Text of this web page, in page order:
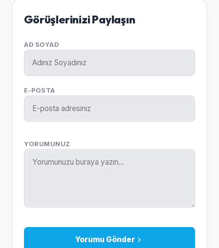
Görüşlerinizi Paylaşın
AD SOYAD
E-POSTA
YORUMUNUZ
Yorumu Gönder